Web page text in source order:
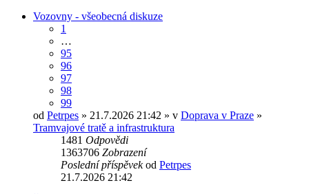
Vozovny - všeobecná diskuze
1
…
95
96
97
98
99
od Petrpes » 21.7.2026 21:42 » v Doprava v Praze »
Tramvajové tratě a infrastruktura
1481 Odpovědi
1363706 Zobrazení
Poslední příspěvekod Petrpes
21.7.2026 21:42